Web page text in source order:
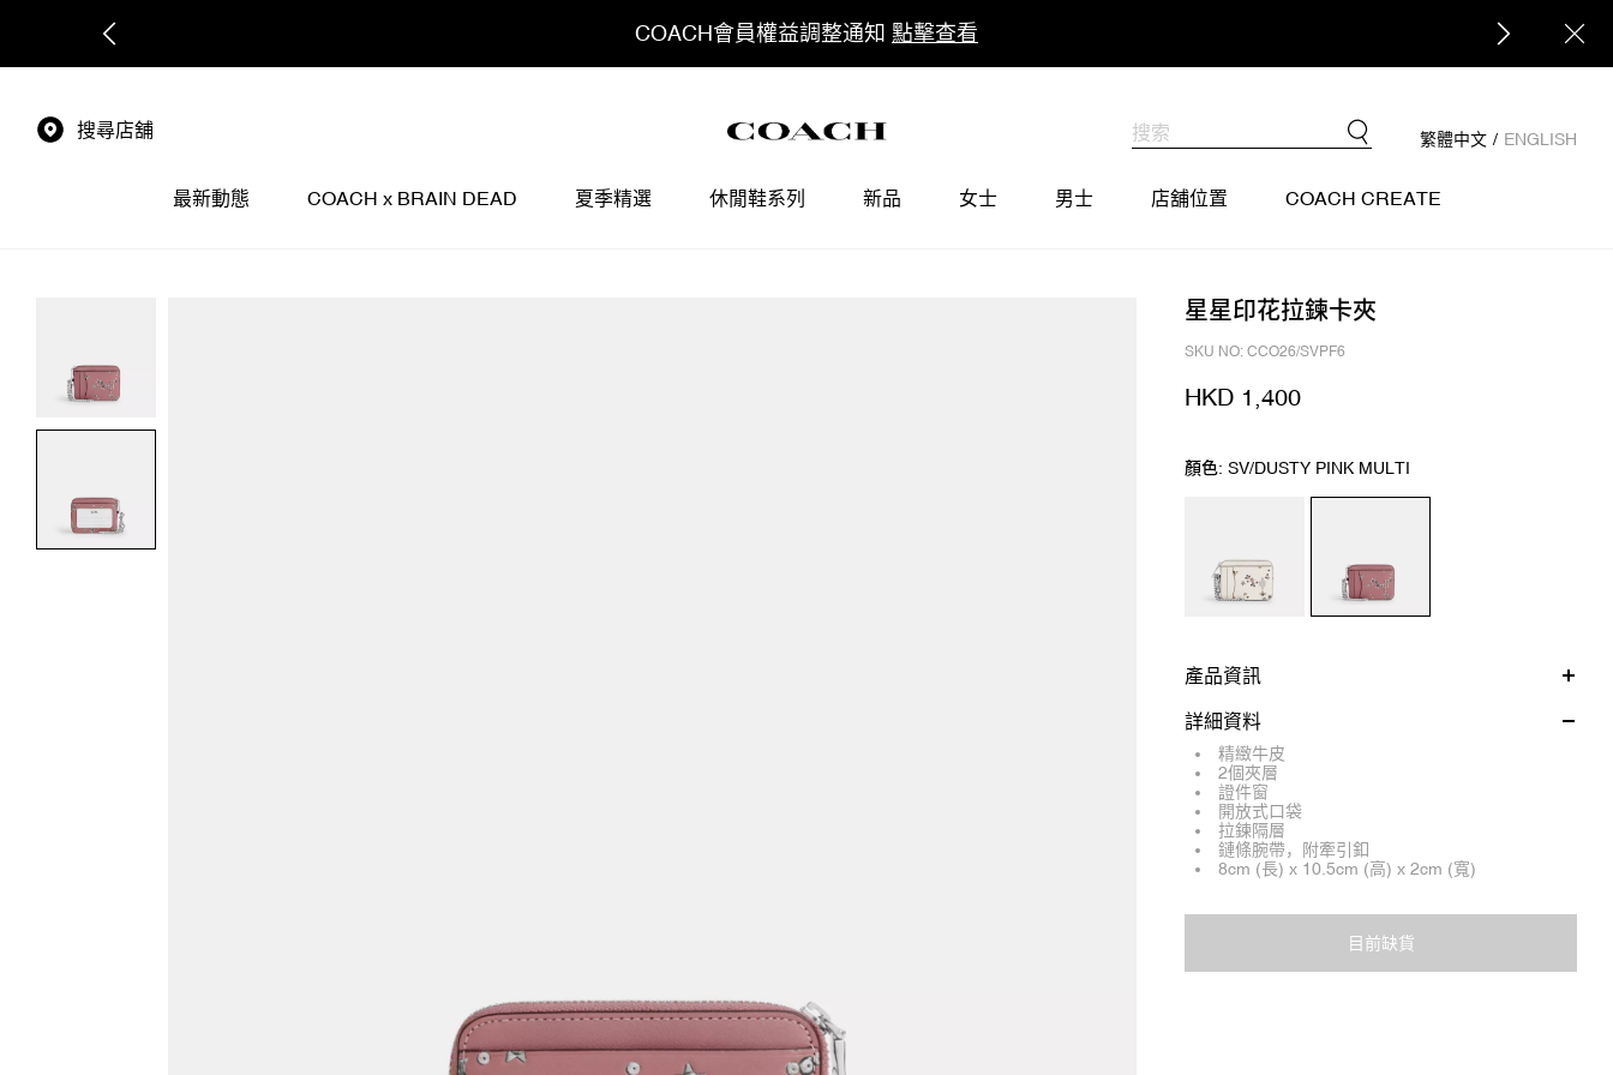
COACH會員權益調整通知 點擊查看
搜尋店舖 繁體中文 / ENGLISH
最新動態 COACH x BRAIN DEAD 夏季精選 休閒鞋系列 新品 女士 男士 店舖位置 COACH CREATE
星星印花拉鍊卡夾
SKU NO: CCO26/SVPF6
HKD 1,400
顏色: SV/DUSTY PINK MULTI
產品資訊
詳細資料
精緻牛皮
2個夾層
證件窗
開放式口袋
拉鍊隔層
鏈條腕帶，附牽引釦
8cm (長) x 10.5cm (高) x 2cm (寬)
目前缺貨